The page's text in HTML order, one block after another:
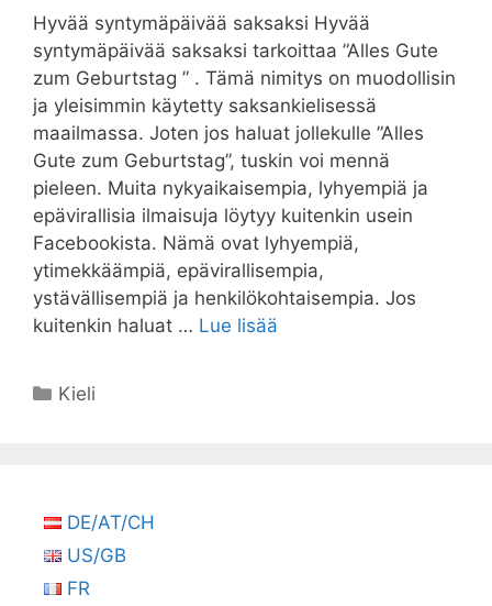
Hyvää syntymäpäivää saksaksi Hyvää
syntymäpäivää saksaksi tarkoittaa ”Alles Gute
zum Geburtstag ” . Tämä nimitys on muodollisin
ja yleisimmin käytetty saksankielisessä
maailmassa. Joten jos haluat jollekulle ”Alles
Gute zum Geburtstag”, tuskin voi mennä
pieleen. Muita nykyaikaisempia, lyhyempiä ja
epävirallisia ilmaisuja löytyy kuitenkin usein
Facebookista. Nämä ovat lyhyempiä,
ytimekkäämpiä, epävirallisempia,
ystävällisempiä ja henkilökohtaisempia. Jos
kuitenkin haluat … Lue lisää
Kategoriat
Kieli
DE/AT/CH
US/GB
FR